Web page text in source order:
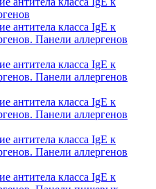
антитела класса IgE к
Панели аллергенов
антитела класса IgE к
Панели аллергенов
антитела класса IgE к
Панели аллергенов
антитела класса IgE к
Панели аллергенов
антитела класса IgE к